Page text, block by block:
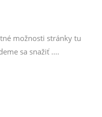
možnosti stránky tu
sa snažiť ....